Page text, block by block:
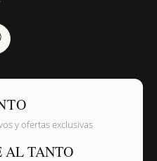
y ofertas exclusivas
AL TANTO